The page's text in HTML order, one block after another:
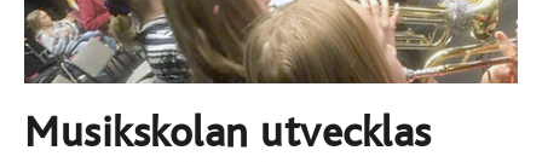
Musikskolan utvecklas